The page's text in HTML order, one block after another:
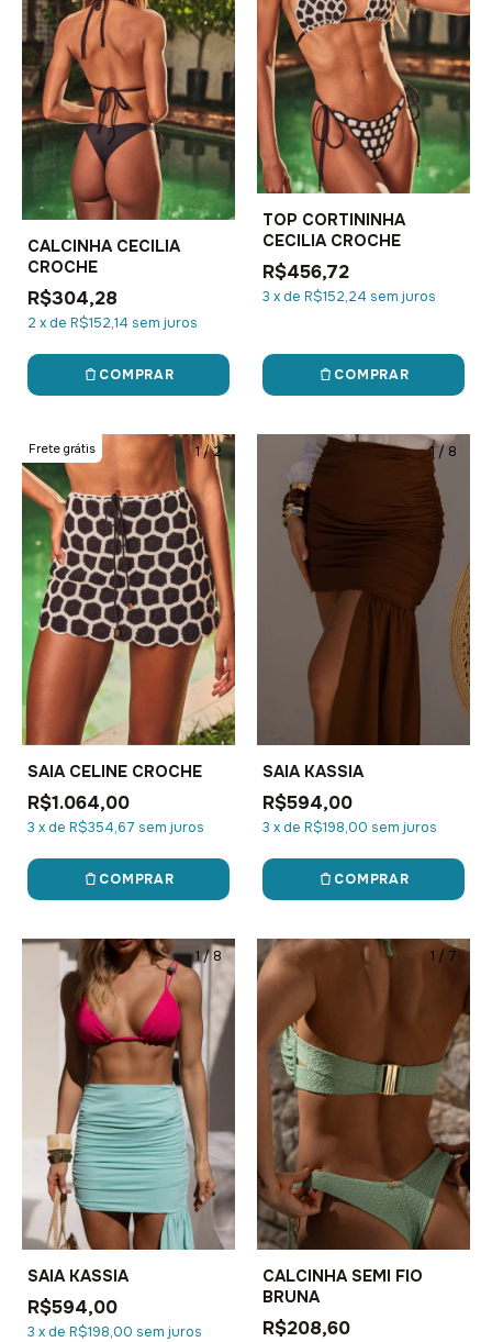
CALCINHA CECILIA
CROCHE
R$304,28
2 xde R$152,14 sem juros
COMPRAR
TOP CORTININHA
CECILIA CROCHE
R$456,72
3 xde R$152,24 sem juros
COMPRAR
1/2
Frete grátis
SAIA CELINE CROCHE
R$1.064,00
3 xde R$354,67 sem juros
COMPRAR
1/ 8
SAIA KASSIA
R$594,00
3 xde R$198,00 sem juros
COMPRAR
1/8
SAIA KASSIA
R$594,00
3 xde R$198,00 sem juros
1 / 7
CALCINHA SEMI FIO
BRUNA
R$208,60